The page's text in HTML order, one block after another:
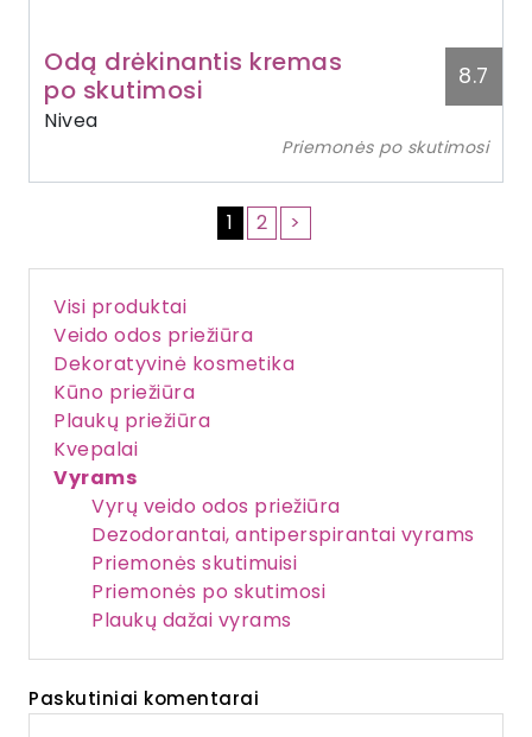
Visi produktai
Veido odos priežiūra
Dekoratyvinė kosmetika
Kūno priežiūra
Plaukų priežiūra
Kvepalai
Vyrams
Vyrų veido odos priežiūra
Dezodorantai, antiperspirantai vyrams
Priemonės skutimuisi
Priemonės po skutimosi
Plaukų dažai vyrams
Paskutiniai komentarai
Odą drėkinantis kremas
po skutimosi
Nivea
8.7
Priemonės po skutimosi
1 2 >